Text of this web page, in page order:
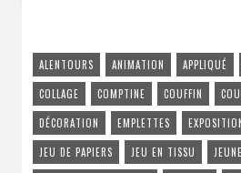
ALENTOURS ANIMATION APPLIQUÉ
COLLAGE
COMPTINE COUFFIN
DÉCORATION
EMPLETTES
JEU DE PAPIERS
JEU EN TISSU